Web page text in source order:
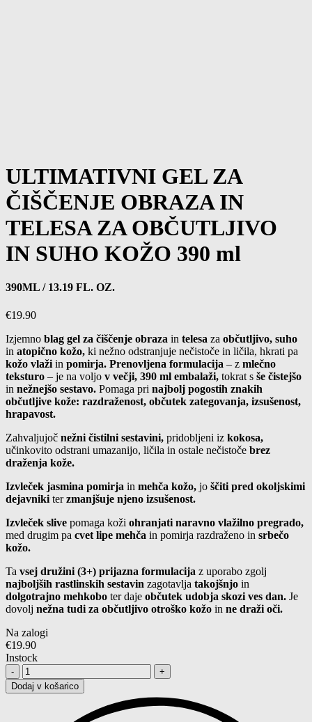
ULTIMATIVNI GEL ZA
ČIŠČENJE OBRAZA IN
TELESA ZA OBČUTLJIVO
IN SUHO KOŽO 390 ml
390ML / 13.19 FL. OZ.
€19.90
Izjemno blag gel za čiščenje obraza in telesa za občutljivo, suho
in atopično kožo, ki nežno odstranjuje nečistoče in ličila, hkrati pa
kožo vlaži in pomirja. Prenovljena formulacija – z mlečno
teksturo – je na voljo v večji, 390 ml embalaži, tokrat s še čistejšo
in nežnejšo sestavo. Pomaga pri najbolj pogostih znakih
občutljive kože: razdraženost, občutek zategovanja, izsušenost,
hrapavost.
Zahvaljujoč nežni čistilni sestavini, pridobljeni iz kokosa,
učinkovito odstrani umazanijo, ličila in ostale nečistoče brez
draženja kože.
Izvleček jasmina pomirja in mehča kožo, jo ščiti pred okoljskimi
dejavniki terzmanjšuje njeno izsušenost.
Izvleček slive pomaga koži ohranjati naravno vlažilno pregrado,
med drugim pa cvet lipe mehča in pomirja razdraženo in srbečo
kožo.
Ta vsej družini (3+) prijazna formulacija z uporabo zgolj
najboljših rastlinskih sestavin zagotavlja takojšnjo in
dolgotrajno mehkobo ter daje občutek udobja skozi ves dan. Je
dovolj nežna tudi za občutljivo otroško kožo in ne draži oči.
Na zalogi
€19.90
Instock
Količina:
Dodaj v košarico